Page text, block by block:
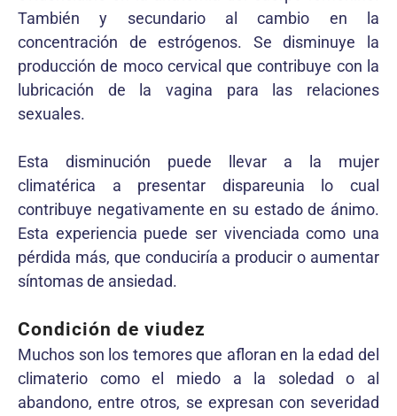
También y secundario al cambio en la
concentración de estrógenos. Se disminuye la
producción de moco cervical que contribuye con la
lubricación de la vagina para las relaciones
sexuales.
Esta disminución puede llevar a la mujer
climatérica a presentar dispareunia lo cual
contribuye negativamente en su estado de ánimo.
Esta experiencia puede ser vivenciada como una
pérdida más, que conduciría a producir o aumentar
síntomas de ansiedad.
Condición de viudez
Muchos son los temores que afloran en la edad del
climaterio como el miedo a la soledad o al
abandono, entre otros, se expresan con severidad